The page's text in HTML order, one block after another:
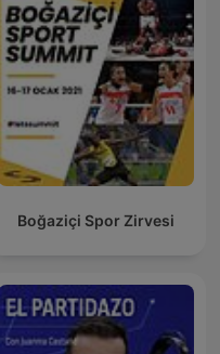
Boğaziçi Spor Zirvesi